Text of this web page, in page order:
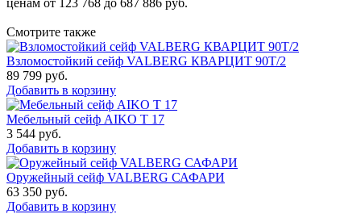
Смотрите также
Взломостойкий сейф VALBERG КВАРЦИТ 90Т/2
89 799 руб.
Добавить в корзину
Мебельный сейф AIKO Т 17
3 544 руб.
Добавить в корзину
Оружейный сейф VALBERG САФАРИ
63 350 руб.
Добавить в корзину